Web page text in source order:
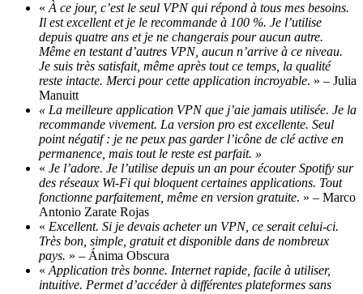
« À ce jour, c’est le seul VPN qui répond à tous mes besoins.
Il est excellent et je le recommande à 100 %. Je l’utilise
depuis quatre ans et je ne changerais pour aucun autre.
Même en testant d’autres VPN, aucun n’arrive à ce niveau.
Je suis très satisfait, même après tout ce temps, la qualité
reste intacte. Merci pour cette application incroyable. » – Julia
Manuitt
« La meilleure application VPN que j’aie jamais utilisée. Je la
recommande vivement. La version pro est excellente. Seul
point négatif : je ne peux pas garder l’icône de clé active en
permanence, mais tout le reste est parfait. »
« Je l’adore. Je l’utilise depuis un an pour écouter Spotify sur
des réseaux Wi-Fi qui bloquent certaines applications. Tout
fonctionne parfaitement, même en version gratuite. » – Marco
Antonio Zarate Rojas
« Excellent. Si je devais acheter un VPN, ce serait celui-ci.
Très bon, simple, gratuit et disponible dans de nombreux
pays. » – Ánima Obscura
« Application très bonne. Internet rapide, facile à utiliser,
intuitive. Permet d’accéder à différentes plateformes sans